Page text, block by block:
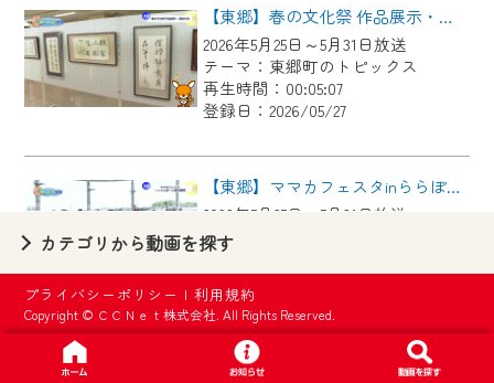
【東郷】春の文化祭 作品展示・芸能大会
2026年5月25日～5月31日放送
テーマ：東郷町のトピックス
再生時間：00:05:07
登録日：2026/05/27
【東郷】ママカフェスタinららぽーと愛知東郷
2026年5月25日～5月31日放送
テーマ：東郷町のトピックス
再生時間：00:02:44
登録日：2026/05/27
【東郷】名古屋城「諸輪の松」里帰り
2026年5月18日～5月24日放送
カテゴリから動画を探す
プライバシーポリシー |利用規約
Copyright © ＣＣＮｅｔ株式会社. All Rights Reserved.
一部コンテンツを除き、
CCNetサービスへの加入と『CCNetマイ
ページ※』へのログインが必要となりま
す。
いたします。
要となります。
※MyIDとは、CCNet Web TVを含むCCNetの
各種サービスをご利用頂くためのIDです。
IDはお客様が使っているメールアドレス
で設定できます。